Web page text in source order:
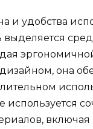
и удобства
она
используется
включая